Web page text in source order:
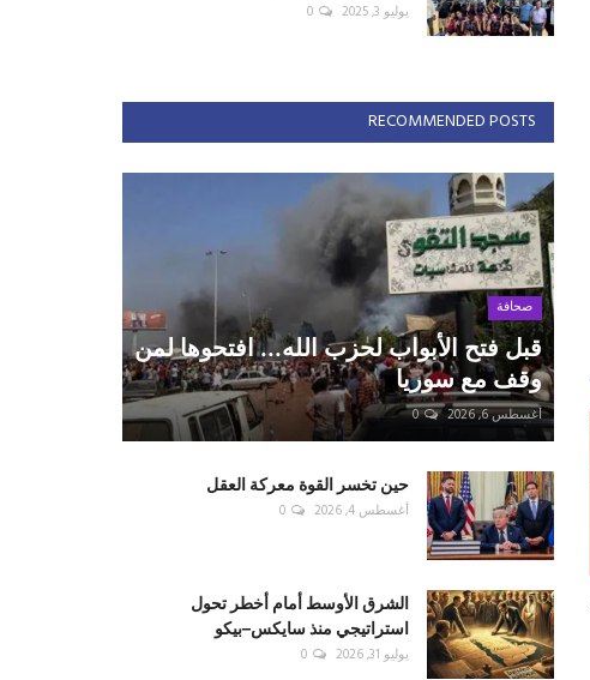
يوليو 3, 2025 0
RECOMMENDED POSTS
صحافة
قبل فتح الأبواب لحزب الله... افتحوها لمن
وقف مع سوريا
أغسطس 6, 2026 0
حين تخسر القوة معركة العقل
أغسطس 4, 2026 0
الشرق الأوسط أمام أخطر تحول
استراتيجي منذ سايكس–بيكو
يوليو 31, 2026 0